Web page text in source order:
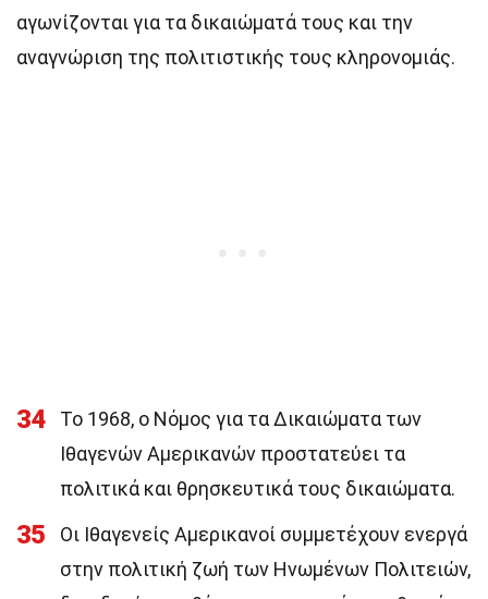
αγωνίζονται για τα δικαιώματά τους και την
αναγνώριση της πολιτιστικής τους κληρονομιάς.
34
Το 1968, ο Νόμος για τα Δικαιώματα των
Ιθαγενών Αμερικανών προστατεύει τα
πολιτικά και θρησκευτικά τους δικαιώματα.
35
Οι Ιθαγενείς Αμερικανοί συμμετέχουν ενεργά
στην πολιτική ζωή των Ηνωμένων Πολιτειών,